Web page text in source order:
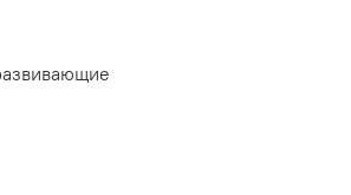
и средних собак.